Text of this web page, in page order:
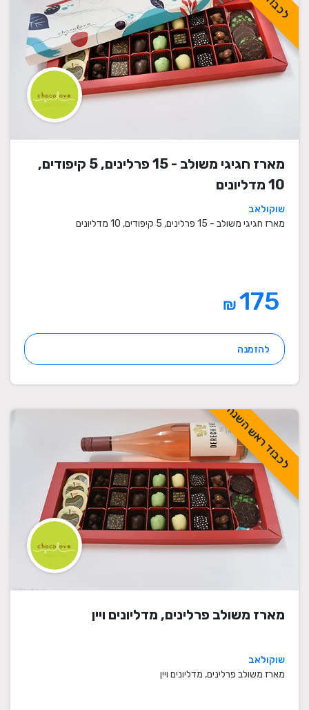
מארז חגיגי משולב - 15 פרלינים, 5 קיפודים,
10 מדליונים
שוקולאב
מארז חגיגי משולב - 15 פרלינים, 5 קיפודים, 10 מדליונים
₪
להזמנה
לכבוד ראש השנה
מארז משולב פרלינים, מדליונים ויין
שוקולאב
מארז משולב פרלינים, מדליונים ויין